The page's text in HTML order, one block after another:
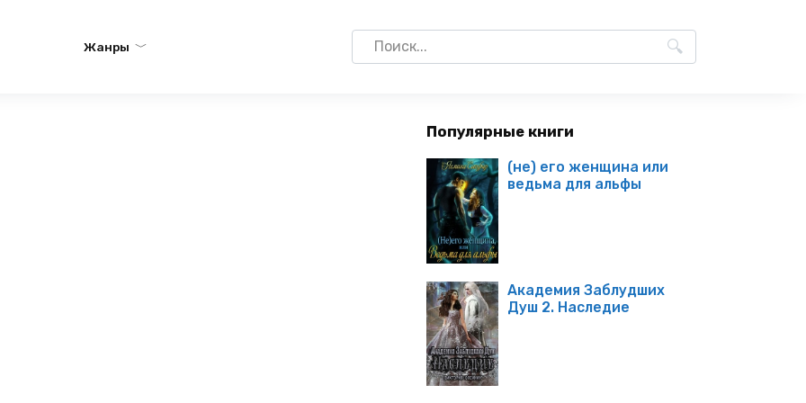
Жанры
Search
for:
Популярные книги
(не) его женщина или
ведьма для альфы
Академия Заблудших
Душ 2. Наследие